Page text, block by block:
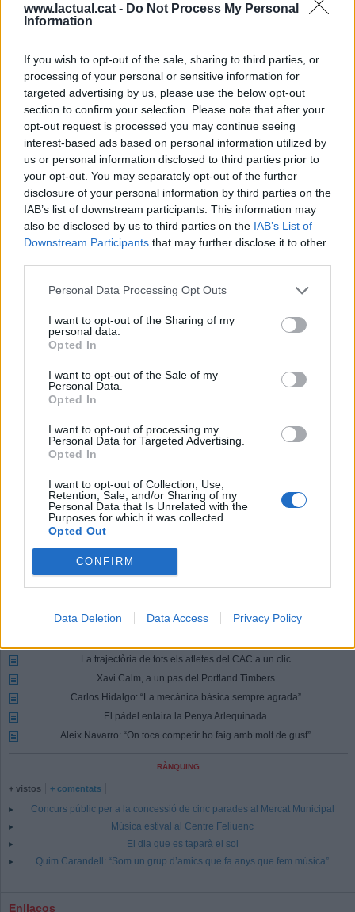
www.lactual.cat - Do Not Process My Personal
Information
If you wish to opt-out of the sale, sharing to third parties, or
processing of your personal or sensitive information for
targeted advertising by us, please use the below opt-out
section to confirm your selection. Please note that after your
opt-out request is processed you may continue seeing
interest-based ads based on personal information utilized by
us or personal information disclosed to third parties prior to
your opt-out. You may separately opt-out of the further
disclosure of your personal information by third parties on the
IAB’s list of downstream participants. This information may
also be disclosed by us to third parties on the IAB’s List of
Downstream Participants that may further disclose it to other
Personal Data Processing Opt Outs
I want to opt-out of the Sharing of my
personal data.
Opted In
I want to opt-out of the Sale of my
Personal Data.
Opted In
I want to opt-out of processing my
Personal Data for Targeted Advertising.
Opted In
I want to opt-out of Collection, Use,
Retention, Sale, and/or Sharing of my
Personal Data that Is Unrelated with the
Purposes for which it was collected.
Opted Out
CONFIRM
Data Deletion Data Access Privacy Policy
David Sánchez continua el seu periple en competició a bord de l’IA Orana,
vaixell patronejat per Jordi Zaragoza amb el qual van aconseguir una tercera
costa barcelonina i organitzada pel Reial Club Nàutic de Barcelona.
L’X-Yachts X-362 Sport, patronejat per Zaragoza i copatronejat per Sánchez,
va aconseguir pujar a l’últim esglaó del podi en la cita de la Ciutat Comtal, una
posició que no va deixar bona boca als regatistes, que volien optar, com a
mínim, al segon lloc. Toni Pozo de l’RCN Barcelona amb elShaka
Figaro 2) va sumar un total de 3,6 punts, de manera que va superar el Korrigan
(X46-SD), del CV Blanes i patronejat per Joan Balaguer, amb 5,3 punts. L
Orana, amb 6,9 punts, era tercer, i superava per gairebé la meitat dels punts
els quarts classificats. El Godó forma part del Campionat de Catalunya per a
creuers d’altura en A2, i té consideració de regata internacional, segons la
Federació Catalana.
d’haver-ho fet en el Campionat del Món a Barcelona el 2023. Allò ens va
“Ara participem en el Campionat de Catalunya per preparar-nos
Barcelona”. Sánchez està immers en la recerca de mecenatge i patrocinis per
competir en l’europeu amb certes garanties. El seu Instagram,
Afegeix
Estigues informat amb les últimes notícies d'actualitat.
ACTIVAR ARA
Comparteix
M'agrada
Comentaris
Identificar-me.
Per escriure un comentari has d'identificar-te com a usuari de
La trajectòria de tots els atletes del CAC a un clic
Xavi Calm, a un pas del Portland Timbers
Carlos Hidalgo: “La mecànica bàsica sempre agrada”
El pàdel enlaira la Penya Arlequinada
Aleix Navarro: “On toca competir ho faig amb molt de gust”
RÀNQUING
+ vistos + comentats
Concurs públic per a la concessió de cinc parades al Mercat Municipal
Música estival al Centre Feliuenc
El dia que es taparà el sol
Quim Carandell: “Som un grup d’amics que fa anys que fem música”
Enllaços